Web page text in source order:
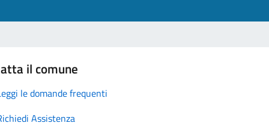
il comune
le domande frequenti
Assistenza